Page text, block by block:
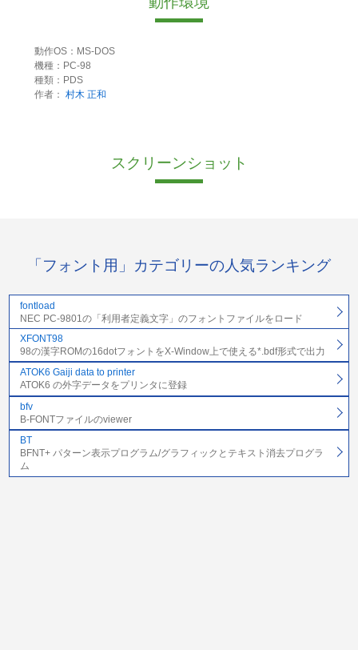
動作OS：MS-DOS
機種：PC-98
種類：PDS
作者： 村木 正和
スクリーンショット
「フォント用」カテゴリーの人気ランキング
fontload
NEC PC-9801の「利用者定義文字」のフォントファイルをロード
XFONT98
98の漢字ROMの16dotフォントをX-Window上で使える*.bdf形式で出力
ATOK6 Gaiji data to printer
ATOK6 の外字データをプリンタに登録
bfv
B-FONTファイルのviewer
BT
BFNT+ パターン表示プログラム/グラフィックとテキスト消去プログラ
ム